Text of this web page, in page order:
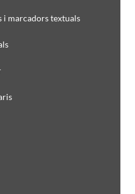
i marcadors textuals